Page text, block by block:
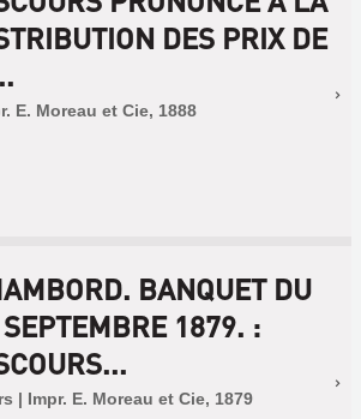
DES PRIX DE
E. Moreau et Cie, 1888
BANQUET DU
1879. :
| Impr. E. Moreau et Cie, 1879